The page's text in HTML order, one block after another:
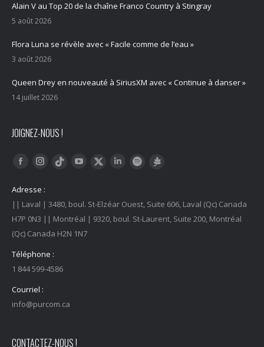
Alain V au Top 20 de la chaîne Franco Country à Stingray
5 août 2026
Flora Luna se révèle avec « Facile comme de l’eau »
3 août 2026
Queen Drey en nouveauté à SiriusXM avec « Continue à danser »
14 juillet 2026
JOIGNEZ-NOUS !
Trouvez nous sur :
FacebookInstagram
Tiktok YouTubeTwitter LinkedInSpotify
Adresse :
|| Laval | 3480, boul. St-Elzéar Ouest, Suite 606, Laval (Qc) Canada
H7P 0N3 || Montréal | 9320, boul. St-Laurent, Suite 200, Montréal
(Qc) Canada H2N 1N7
Téléphone :
1 844 599-4586
Courriel :
info@purcom.ca
CONTACTEZ-NOUS !